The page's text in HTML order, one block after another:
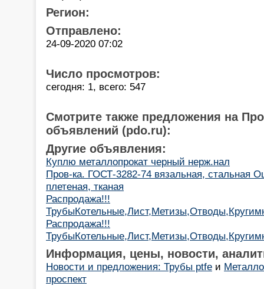
Регион:
Отправлено:
24-09-2020 07:02
Число просмотров:
сегодня: 1, всего: 547
Смотрите также предложения на
объявлений (pdo.ru):
Другие объявления:
Куплю металлопрокат черный нерж.нал
Пров-ка. ГОСТ-3282-74 вязальная, стальная
плетеная, тканая
Распродажа!!!
Распродажа!!!
Информация, цены, новости,
Новости и предложения: Трубы ptfe и
проспект